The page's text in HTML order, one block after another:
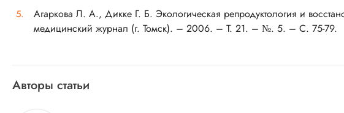
Агаркова Л. А., Дикке Г. Б. Экологическая репродуктология и
медицинский журнал (г. Томск). – 2006. – Т. 21. – №. 5. – С. 75-79.
Авторы статьи